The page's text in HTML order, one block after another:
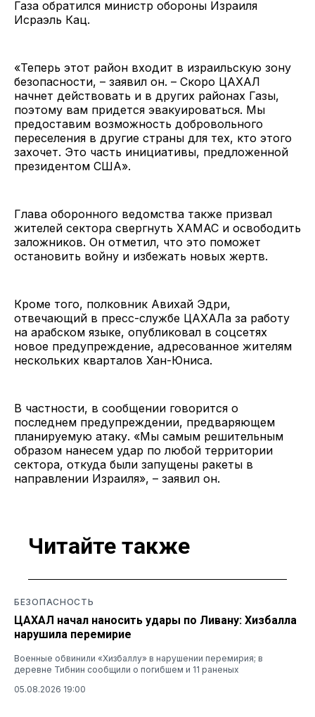
Газа обратился министр обороны Израиля
Исраэль Кац.
«Теперь этот район входит в израильскую зону
безопасности, – заявил он. – Скоро ЦАХАЛ
начнет действовать и в других районах Газы,
поэтому вам придется эвакуироваться. Мы
предоставим возможность добровольного
переселения в другие страны для тех, кто этого
захочет. Это часть инициативы, предложенной
президентом США».
Глава оборонного ведомства также призвал
жителей сектора свергнуть ХАМАС и освободить
заложников. Он отметил, что это поможет
остановить войну и избежать новых жертв.
Кроме того, полковник Авихай Эдри,
отвечающий в пресс-службе ЦАХАЛа за работу
на арабском языке, опубликовал в соцсетях
новое предупреждение, адресованное жителям
нескольких кварталов Хан-Юниса.
В частности, в сообщении говорится о
последнем предупреждении, предваряющем
планируемую атаку. «Мы самым решительным
образом нанесем удар по любой территории
сектора, откуда были запущены ракеты в
направлении Израиля», – заявил он.
Читайте также
БЕЗОПАСНОСТЬ
ЦАХАЛ начал наносить удары по Ливану: Хизбалла
нарушила перемирие
Военные обвинили «Хизбаллу» в нарушении перемирия; в
деревне Тибнин сообщили о погибшем и 11 раненых
05.08.2026 19:00